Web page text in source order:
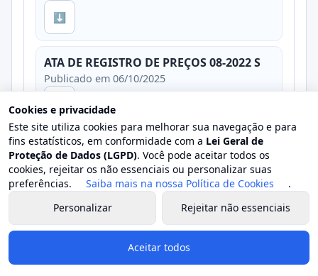
⬇
ATA DE REGISTRO DE PREÇOS 08-2022 S
Publicado em 06/10/2025
CONTRATO 29-2023 ASS. SOCIAL
Publicado em 06/10/2025
⬇
Ver detalhes
Processo 2848/2022
Cookies e privacidade
Este site utiliza cookies para melhorar sua navegação e para
fins estatísticos, em conformidade com a Lei Geral de
Proteção de Dados (LGPD). Você pode aceitar todos os
cookies, rejeitar os não essenciais ou personalizar suas
preferências.
Saiba mais na nossa Política de Cookies
.
Personalizar
Rejeitar não essenciais
Aceitar todos